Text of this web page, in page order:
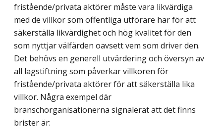
fristående/privata aktörer måste vara likvärdiga
med de villkor som offentliga utförare har för att
säkerställa likvärdighet och hög kvalitet för den
som nyttjar välfärden oavsett vem som driver den.
Det behövs en generell utvärdering och översyn av
all lagstiftning som påverkar villkoren för
fristående/privata aktörer för att säkerställa lika
villkor. Några exempel där
branschorganisationerna signalerat att det finns
brister är: